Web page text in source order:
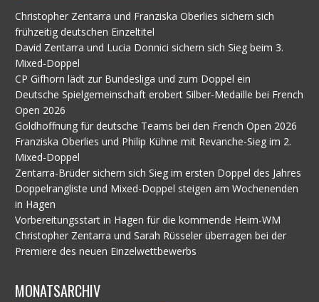
Christopher Zentarra und Franziska Oberlies sichern sich
frühzeitig deutschen Einzeltitel
David Zentarra und Lucia Donnici sichern sich Sieg beim 3.
Mixed-Doppel
CP Gifhorn lädt zur Bundesliga und zum Doppel ein
Deutsche Spielgemeinschaft erobert Silber-Medaille bei French
Open 2026
Goldhoffnung für deutsche Teams bei den French Open 2026
Franziska Oberlies und Philip Kühne mit Revanche-Sieg im 2.
Mixed-Doppel
Zentarra-Brüder sichern sich Sieg im ersten Doppel des Jahres
Doppelrangliste und Mixed-Doppel steigen am Wochenenden
in Hagen
Vorbereitungsstart in Hagen für die kommende Heim-WM
Christopher Zentarra und Sarah Rüsseler überragen bei der
Premiere des neuen Einzelwettbewerbs
MONATSARCHIV